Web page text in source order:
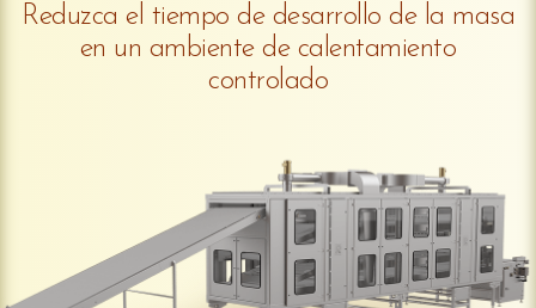
Reduzca el tiempo de desarrollo de la masa
en un ambiente de calentamiento
controlado